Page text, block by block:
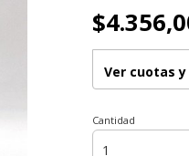
Ver cuotas
Cantidad